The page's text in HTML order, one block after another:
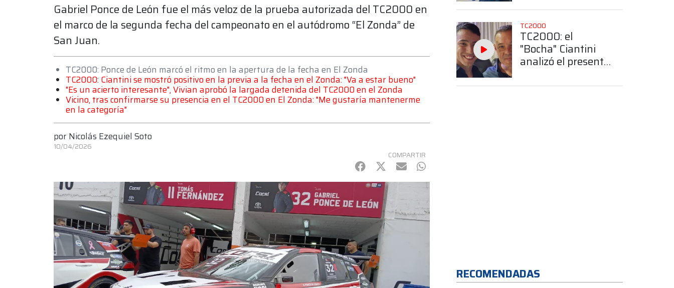
Gabriel Ponce de León fue el más veloz de la prueba autorizada del TC2000 en
el marco de la segunda fecha del campeonato en el autódromo “El Zonda” de
San Juan.
TC2000: Ponce de León marcó el ritmo en la apertura de la fecha en El Zonda
TC2000: Ciantini se mostró positivo en la previa a la fecha en el Zonda: "Va a estar bueno"
"Es un acierto interesante", Vivian aprobó la largada detenida del TC2000 en el Zonda
Vicino, tras confirmarse su presencia en el TC2000 en El Zonda: "Me gustaría mantenerme
en la categoría"
por Nicolás Ezequiel Soto
10/04/2026
COMPARTIR
Facebook
Twitter
mail WhatsApp
curva Traverso
algo se rompió en
el auto"
TC2000
TC2000: el
"Bocha" Ciantini
analizó el presente
categoría, ¿Qué
RECOMENDADAS